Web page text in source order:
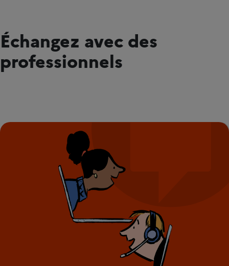
Échangez avec des
professionnels